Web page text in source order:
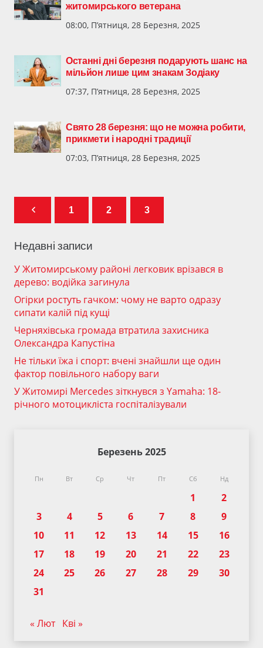
житомирського ветерана
08:00, П’ятниця, 28 Березня, 2025
Останні дні березня подарують шанс на
мільйон лише цим знакам Зодіаку
07:37, П’ятниця, 28 Березня, 2025
Свято 28 березня: що не можна робити,
прикмети і народні традиції
07:03, П’ятниця, 28 Березня, 2025
1 2 3
Недавні записи
У Житомирському районі легковик врізався в
дерево: водійка загинула
Огірки ростуть гачком: чому не варто одразу
сипати калій під кущі
Черняхівська громада втратила захисника
Олександра Капустіна
Не тільки їжа і спорт: вчені знайшли ще один
фактор повільного набору ваги
У Житомирі Mercedes зіткнувся з Yamaha: 18-
річного мотоцикліста госпіталізували
Березень 2025
Пн Вт Ср Чт Пт Сб Нд
1
2
3
4 5 6 7 8
9
10
11 12 13 14 15
16
17
18 19 20 21 22
23
24
25 26 27 28 29
30
31
« Лют Кві »